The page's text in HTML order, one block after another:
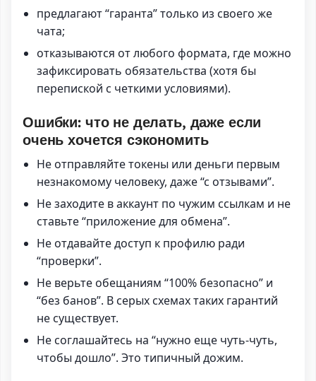
предлагают “гаранта” только из своего же
чата;
отказываются от любого формата, где можно
зафиксировать обязательства (хотя бы
перепиской с четкими условиями).
Ошибки: что не делать, даже если
очень хочется сэкономить
Не отправляйте токены или деньги первым
незнакомому человеку, даже “с отзывами”.
Не заходите в аккаунт по чужим ссылкам и не
ставьте “приложение для обмена”.
Не отдавайте доступ к профилю ради
“проверки”.
Не верьте обещаниям “100% безопасно” и
“без банов”. В серых схемах таких гарантий
не существует.
Не соглашайтесь на “нужно еще чуть-чуть,
чтобы дошло”. Это типичный дожим.